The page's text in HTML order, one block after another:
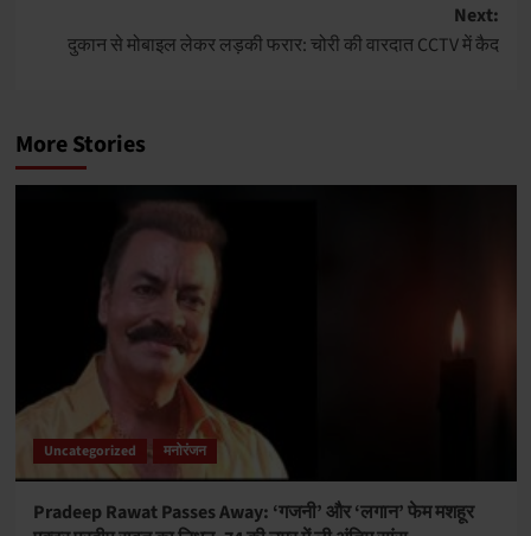
Next:
दुकान से मोबाइल लेकर लड़की फरार: चोरी की वारदात CCTV में कैद
More Stories
Uncategorized मनोरंजन
Pradeep Rawat Passes Away: ‘गजनी’ और ‘लगान’ फेम मशहूर